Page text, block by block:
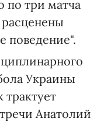
по три матча
поведение".
Украины
трактует
Анатолий